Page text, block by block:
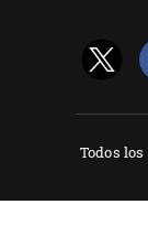
Todos